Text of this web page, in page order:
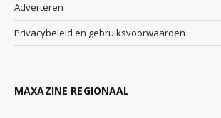
Adverteren
Privacybeleid en gebruiksvoorwaarden
MAXAZINE REGIONAAL